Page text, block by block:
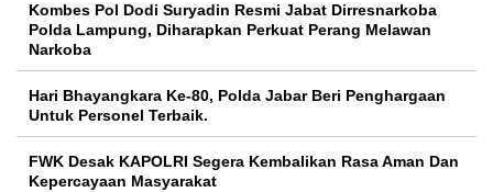
Kombes Pol Dodi Suryadin Resmi Jabat Dirresnarkoba
Polda Lampung, Diharapkan Perkuat Perang Melawan
Narkoba
Hari Bhayangkara Ke-80, Polda Jabar Beri Penghargaan
Untuk Personel Terbaik.
FWK Desak KAPOLRI Segera Kembalikan Rasa Aman Dan
Kepercayaan Masyarakat